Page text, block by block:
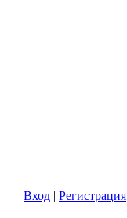
Вход | Регистрация